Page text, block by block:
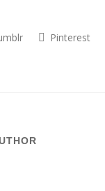
Pinterest